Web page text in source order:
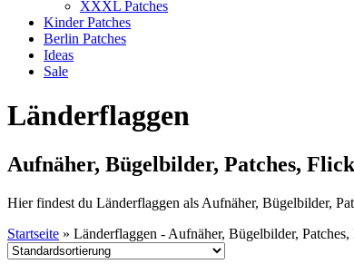
XXXL Patches
Kinder Patches
Berlin Patches
Ideas
Sale
Länderflaggen
Aufnäher, Bügelbilder, Patches,
Hier findest du Länderflaggen als Aufnäher, Bügelbilder,
Startseite » Länderflaggen - Aufnäher, Bügelbilder, Patches,